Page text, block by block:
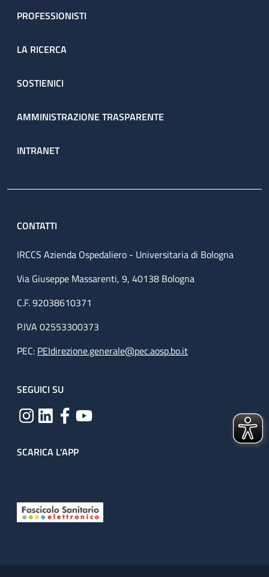
PROFESSIONISTI
LA RICERCA
SOSTIENICI
AMMINISTRAZIONE TRASPARENTE
INTRANET
CONTATTI
IRCCS Azienda Ospedaliero - Universitaria di Bologna
Via Giuseppe Massarenti, 9, 40138 Bologna
C.F. 92038610371
P.IVA 02553300373
PEC: PEIdirezione.generale@pec.aosp.bo.it
SEGUICI SU
SCARICA L'APP